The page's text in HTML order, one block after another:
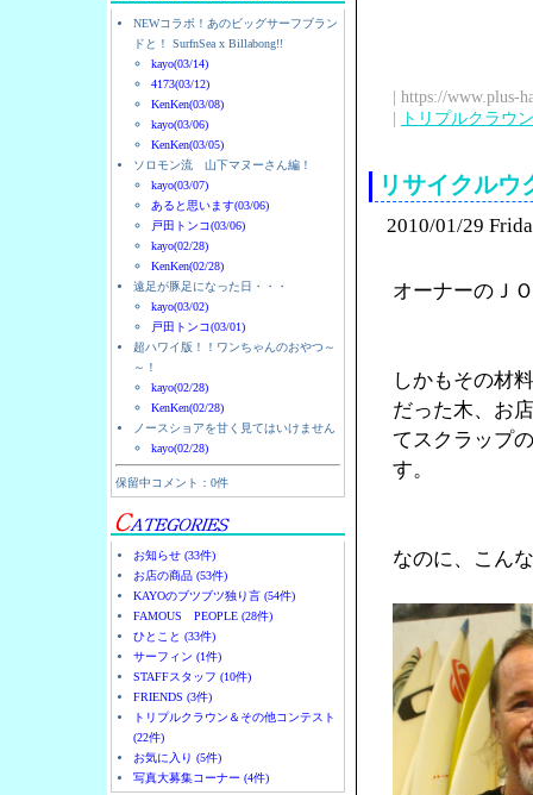
NEWコラボ！あのビッグサーフブラン
ドと！ SurfnSea x Billabong!!
kayo(03/14)
4173(03/12)
KenKen(03/08)
kayo(03/06)
KenKen(03/05)
ソロモン流 山下マヌーさん編！
kayo(03/07)
あると思います(03/06)
戸田トンコ(03/06)
kayo(02/28)
KenKen(02/28)
遠足が豚足になった日・・・
kayo(03/02)
戸田トンコ(03/01)
超ハワイ版！！ワンちゃんのおやつ～
～！
kayo(02/28)
KenKen(02/28)
ノースショアを甘く見てはいけません
kayo(02/28)
保留中コメント：0件
お知らせ (33件)
お店の商品 (53件)
KAYOのブツブツ独り言 (54件)
FAMOUS PEOPLE (28件)
ひとこと (33件)
サーフィン (1件)
STAFFスタッフ (10件)
FRIENDS (3件)
トリプルクラウン＆その他コンテスト
(22件)
お気に入り (5件)
写真大募集コーナー (4件)
| https://www.plus-
|
トリプルクラウ
リサイクル
2010/01/29
オーナーのＪ
しかもその材
だった木、お
てスクラップ
す。
なのに、こん